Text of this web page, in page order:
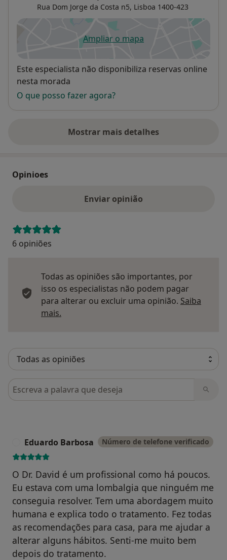
Rua Dom Jorge da Costa n5, Lisboa 1400-423
Ampliar o mapaabre num novo separador
Disponibilidade
Este especialista não disponibiliza reservas online
nesta morada
O que posso fazer agora?
Mostrar mais detalhes
sobre o endereço
Opinioes
Enviar opinião
6 opiniões
Todas as opiniões são importantes, por
isso os especialistas não podem pagar
para alterar ou excluir uma opinião. Saiba
mais.
Pesquisar em opiniões
Eduardo Barbosa Número de telefone verificado
O Dr. David é um profissional como há poucos.
Eu estava com uma lombalgia que ninguém me
conseguia resolver. Tem uma abordagem muito
humana e explica todo o tratamento. Fez todas
as recomendações para casa, para me ajudar a
alterar alguns hábitos. Senti-me muito bem
depois do tratamento.